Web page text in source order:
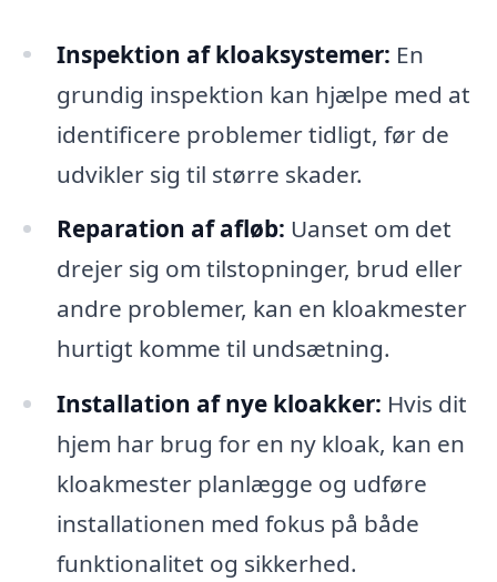
Inspektion af kloaksystemer: En
grundig inspektion kan hjælpe med at
identificere problemer tidligt, før de
udvikler sig til større skader.
Reparation af afløb: Uanset om det
drejer sig om tilstopninger, brud eller
andre problemer, kan en kloakmester
hurtigt komme til undsætning.
Installation af nye kloakker: Hvis dit
hjem har brug for en ny kloak, kan en
kloakmester planlægge og udføre
installationen med fokus på både
funktionalitet og sikkerhed.